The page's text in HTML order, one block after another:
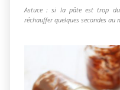
Astuce : si la pâte est trop
réchauffer quelques secondes au